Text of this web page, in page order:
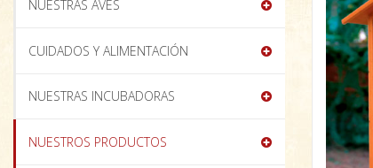
NUESTRAS AVES
CUIDADOS Y ALIMENTACIÓN
NUESTRAS INCUBADORAS
NUESTROS PRODUCTOS